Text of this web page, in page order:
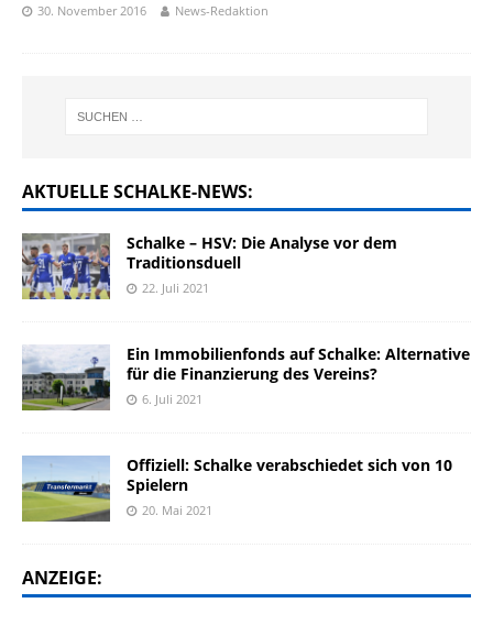
30. November 2016 News-Redaktion
AKTUELLE SCHALKE-NEWS:
Schalke – HSV: Die Analyse vor dem
Traditionsduell
22. Juli 2021
Ein Immobilienfonds auf Schalke: Alternative
für die Finanzierung des Vereins?
6. Juli 2021
Offiziell: Schalke verabschiedet sich von 10
Spielern
20. Mai 2021
ANZEIGE: